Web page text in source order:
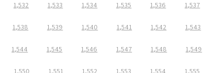
1,532 1,533 1,534 1,535 1,536 1,537
1,538 1,539 1,540 1,541 1,542 1,543
1,544 1,545 1,546 1,547 1,548 1,549
1,550 1,551 1,552 1,553 1,554 1,555